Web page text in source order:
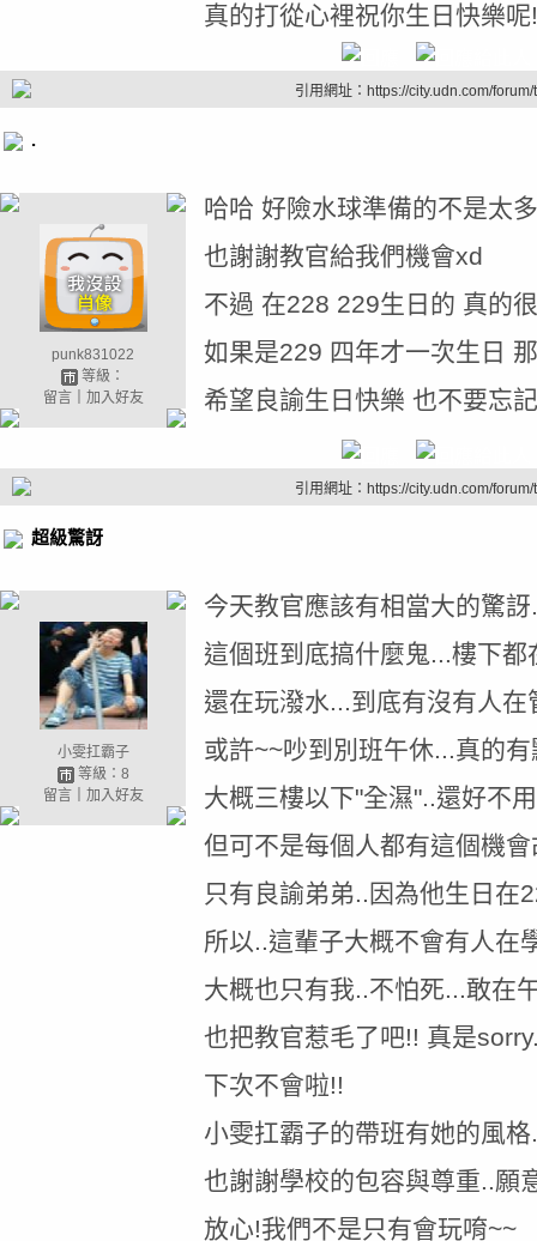
真的打從心裡祝你生日快樂呢
引用網址：https://city.udn.com/
.
punk831022
等級：
留言｜ 加入好友
哈哈 好險水球準備的不是太多
也謝謝教官給我們機會xd
不過 在228 229生日的 真的
如果是229 四年才一次生日
希望良諭生日快樂 也不要忘
引用網址：https://city.udn.com/
超級驚訝
小雯扛霸子
等級：8
留言｜ 加入好友
今天教官應該有相當大的驚訝
這個班到底搞什麼鬼...樓下都
還在玩潑水...到底有沒有人在
或許~~吵到別班午休...真的
大概三樓以下"全濕"..還好不
但可不是每個人都有這個機
只有良諭弟弟..因為他生日在
所以..這輩子大概不會有人在
大概也只有我..不怕死...敢在
也把教官惹毛了吧!! 真是
下次不會啦!!
小雯扛霸子的帶班有她的風
也謝謝學校的包容與尊重..願
放心!我們不是只有會玩唷~~